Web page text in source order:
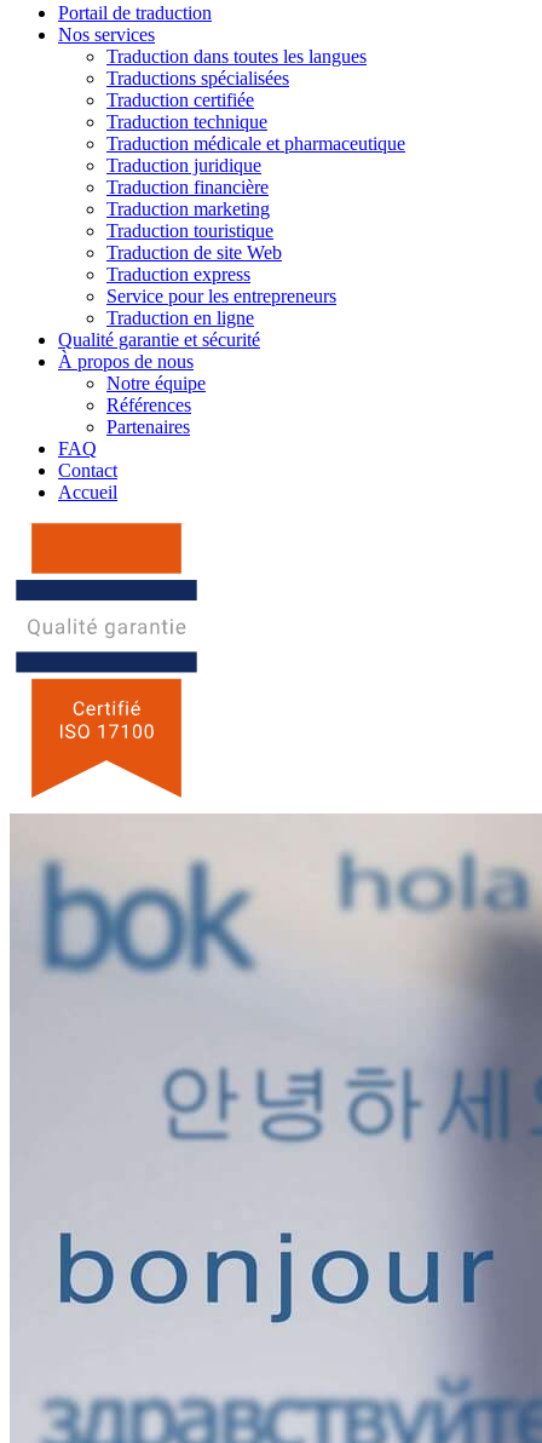
Portail de traduction
Nos services
Traduction dans toutes les langues
Traductions spécialisées
Traduction certifiée
Traduction technique
Traduction médicale et pharmaceutique
Traduction juridique
Traduction financière
Traduction marketing
Traduction touristique
Traduction de site Web
Traduction express
Service pour les entrepreneurs
Traduction en ligne
Qualité garantie et sécurité
À propos de nous
Notre équipe
Références
Partenaires
FAQ
Contact
Accueil